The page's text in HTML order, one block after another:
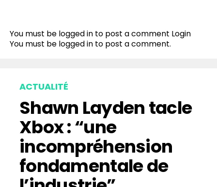
You must be logged in to post a comment Login
You must be logged in to post a comment.
ACTUALITÉ
Shawn Layden tacle
Xbox : “une
incompréhension
fondamentale de